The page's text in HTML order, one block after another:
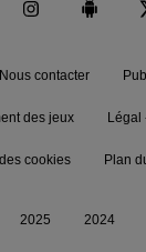
Nous contacter
des jeux Légal
cookies Plan
2025 2024